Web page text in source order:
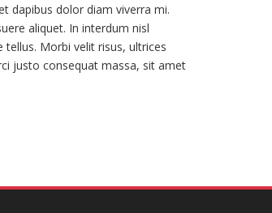
dapibus dolor diam viverra mi.
aliquet. In interdum nisl
tellus. Morbi velit risus, ultrices
justo consequat massa, sit amet